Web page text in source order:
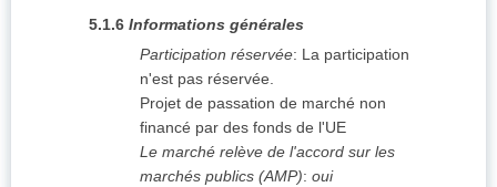
5.1.6 Informations générales
Participation réservée: La participation
n'est pas réservée.
Projet de passation de marché non
financé par des fonds de l'UE
Le marché relève de l'accord sur les
marchés publics (AMP): oui